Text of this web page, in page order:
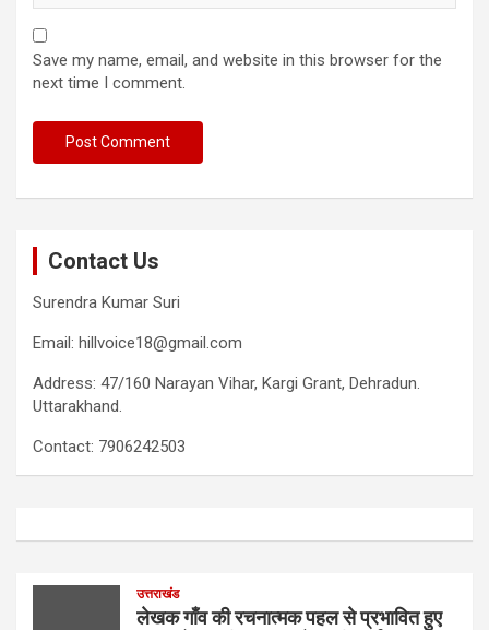
Save my name, email, and website in this browser for the
next time I comment.
Contact Us
Surendra Kumar Suri
Email: hillvoice18@gmail.com
Address: 47/160 Narayan Vihar, Kargi Grant, Dehradun.
Uttarakhand.
Contact: 7906242503
उत्तराखंड
लेखक गाँव की रचनात्मक पहल से प्रभावित हुए